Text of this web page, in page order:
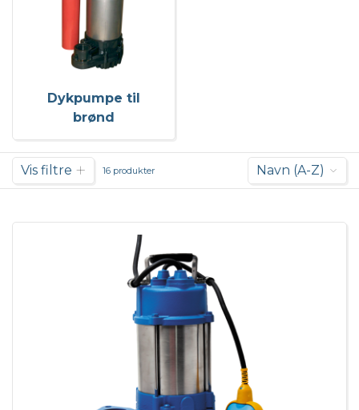
Dykpumpe til
brønd
Vis filtre 16 produkter Navn (A-Z)